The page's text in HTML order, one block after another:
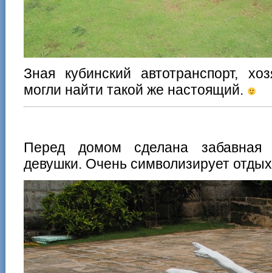
Зная кубинский автотранспорт,
могли найти такой же настоящий.
Перед домом сделана забавная
девушки. Очень символизирует